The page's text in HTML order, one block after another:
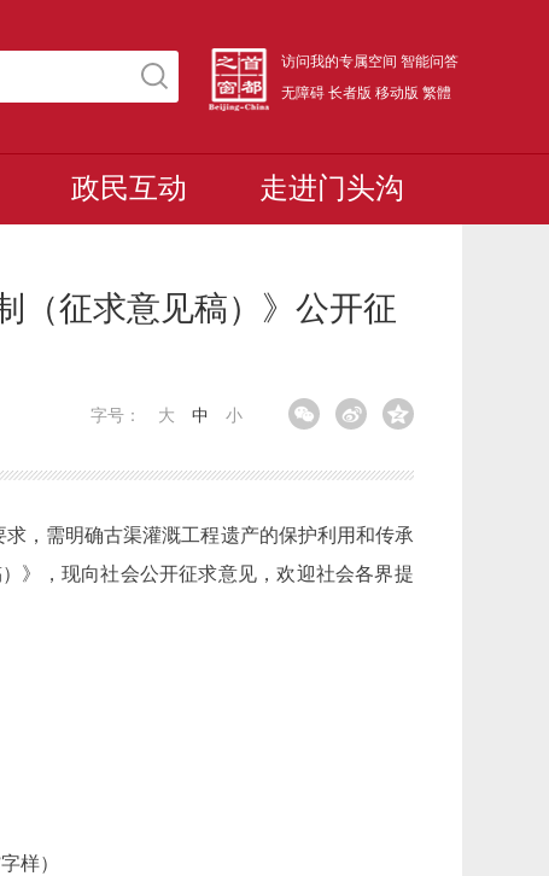
访问我的专属空间 智能问答
无障碍 长者版 移动版 繁體
政民互动 走进门头沟
（征求意见稿）》公开征
字号： 大 中 小
，需明确古渠灌溉工程遗产的保护利用和传承
》， 现向社会公开征求意见，欢迎社会各界提
样）